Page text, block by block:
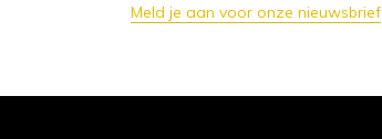
Meld je aan voor onze nieuwsbrief